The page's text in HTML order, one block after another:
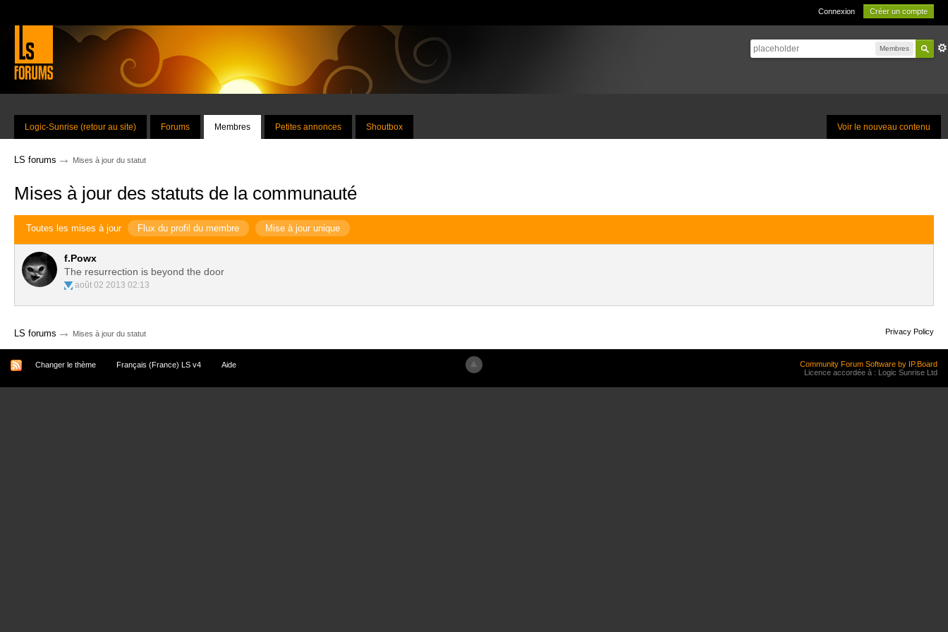
Connexion Créer un compte
Membres
Voir le nouveau contenu
Logic-Sunrise (retour au site) Forums Membres Petites annonces Shoutbox
LS forums → Mises à jour du statut
Mises à jour des statuts de la communauté
Toutes les mises à jour Flux du profil du membre Mise à jour unique
f.Powx
The resurrection is beyond the door
août 02 2013 02:13
LS forums → Mises à jour du statut Privacy Policy
Changer le thème Français (France) LS v4 Aide
Community Forum Software by IP.Board
Licence accordée à : Logic Sunrise Ltd